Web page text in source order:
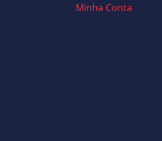
Minha Conta